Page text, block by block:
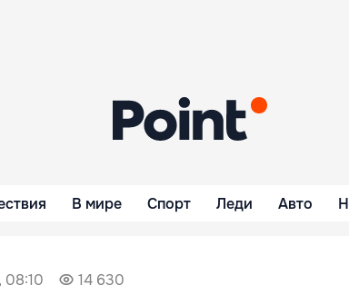
В мире Спорт Леди Авто
08:10 14 630